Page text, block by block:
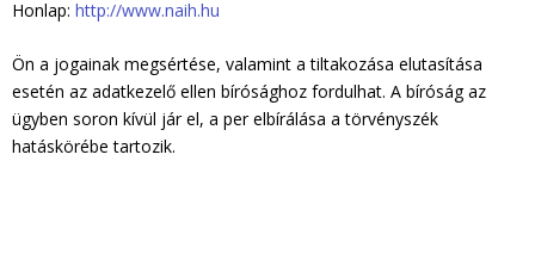
Honlap: http://www.naih.hu
Ön a jogainak megsértése, valamint a tiltakozása elutasítása
esetén az adatkezelő ellen bírósághoz fordulhat. A bíróság az
ügyben soron kívül jár el, a per elbírálása a törvényszék
hatáskörébe tartozik.